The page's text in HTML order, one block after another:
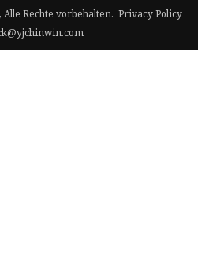
Rechte vorbehalten. Privacy Policy